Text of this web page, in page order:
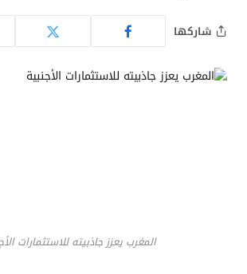
شاركها
المغرب يعزز جاذبيته للاستثمارات